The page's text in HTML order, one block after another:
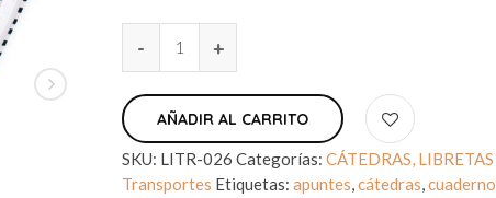
AÑADIR AL CARRITO
SKU: LITR-026 Categorías:CÁTEDRAS,
Transportes Etiquetas:apuntes,cátedras,